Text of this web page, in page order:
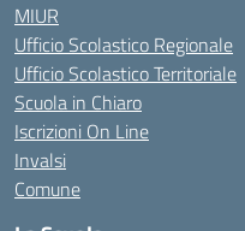
MIUR
Ufficio Scolastico Regionale
Ufficio Scolastico Territoriale
Scuola in Chiaro
Iscrizioni On Line
Invalsi
Comune